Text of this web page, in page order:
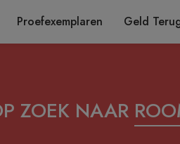
Proefexemplaren Geld
ZOEK NAAR